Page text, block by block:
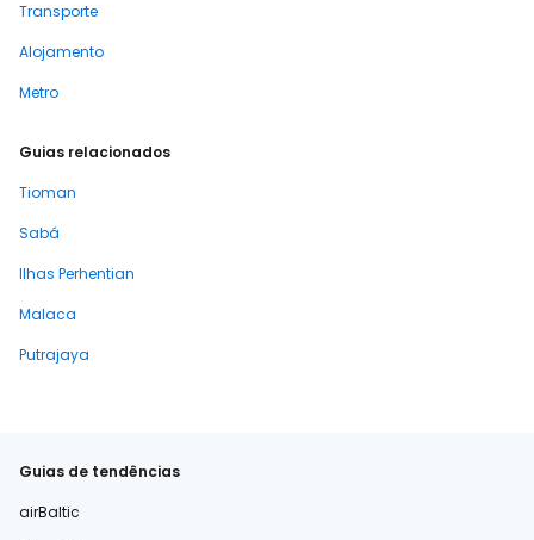
Transporte
Alojamento
Metro
Guias relacionados
Tioman
Sabá
Ilhas Perhentian
Malaca
Putrajaya
Guias de tendências
airBaltic